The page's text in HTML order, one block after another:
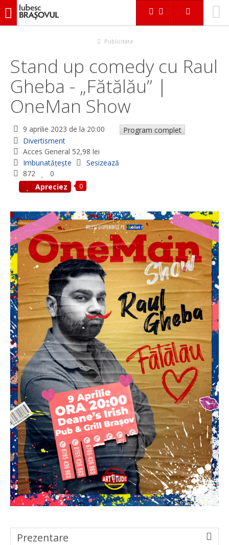
iubescbraşovul.ro
Stand up comedy cu Raul Gheba - „Fătălău” | OneMan Show
Publicitate
Stand up comedy cu Raul
Gheba - „Fătălău” |
OneMan Show
9 aprilie 2023 de la 20:00
Program complet
Divertisment
Acces General 52,98 lei
Imbunatățește
Sesizează
872
0
Apreciez
0
Prezentare